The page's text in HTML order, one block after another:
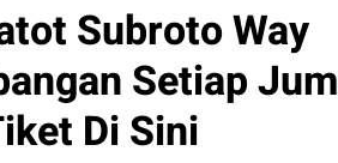
Subroto Way
Setiap
Di Sini